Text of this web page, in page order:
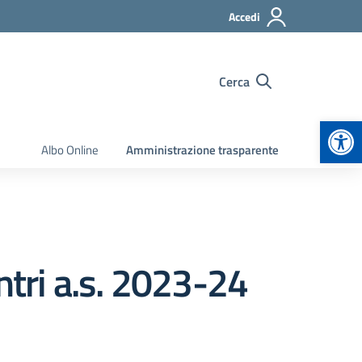
Accedi
Cerca
Albo Online Amministrazione trasparente
a.s. 2023-24